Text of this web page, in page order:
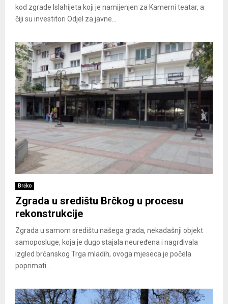
kod zgrade Islahijeta koji je namijenjen za Kamerni teatar, a
čiji su investitori Odjel za javne...
Brčko
Zgrada u središtu Brčkog u procesu
rekonstrukcije
Zgrada u samom središtu našega grada, nekadašnji objekt
samoposluge, koja je dugo stajala neuređena i nagrđivala
izgled brčanskog Trga mladih, ovoga mjeseca je počela
poprimati...